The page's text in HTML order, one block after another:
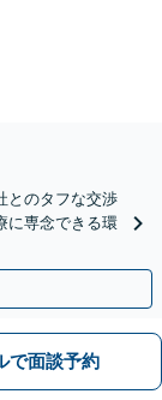
とのタフな交渉
に専念できる環
で面談予約